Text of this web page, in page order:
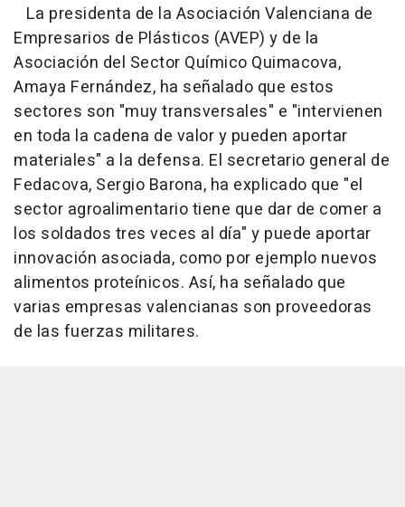
La presidenta de la Asociación Valenciana de
Empresarios de Plásticos (AVEP) y de la
Asociación del Sector Químico Quimacova,
Amaya Fernández, ha señalado que estos
sectores son "muy transversales" e "intervienen
en toda la cadena de valor y pueden aportar
materiales" a la defensa. El secretario general de
Fedacova, Sergio Barona, ha explicado que "el
sector agroalimentario tiene que dar de comer a
los soldados tres veces al día" y puede aportar
innovación asociada, como por ejemplo nuevos
alimentos proteínicos. Así, ha señalado que
varias empresas valencianas son proveedoras
de las fuerzas militares.